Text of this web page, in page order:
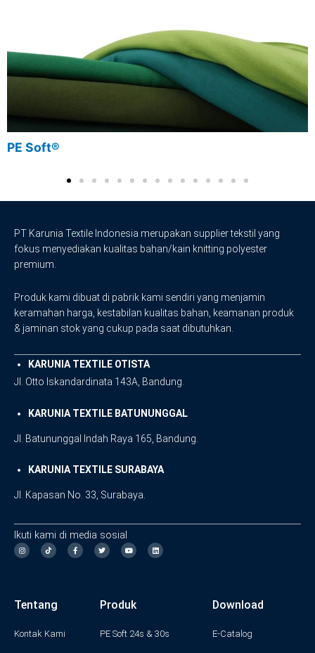
PE Soft®
PT Karunia Textile Indonesia merupakan supplier tekstil yang
fokus menyediakan kualitas bahan/kain knitting polyester
premium.
Produk kami dibuat di pabrik kami sendiri yang menjamin
keramahan harga, kestabilan kualitas bahan, keamanan produk
& jaminan stok yang cukup pada saat dibutuhkan.
KARUNIA TEXTILE OTISTA
Jl. Otto Iskandardinata 143A, Bandung.
KARUNIA TEXTILE BATUNUNGGAL
Jl. Batununggal Indah Raya 165, Bandung.
KARUNIA TEXTILE SURABAYA
Jl. Kapasan No. 33, Surabaya.
Ikuti kami di media sosial
g
r
e
r
b
e
Tentang
Kontak Kami
Produk
PE Soft 24s & 30s
Download
E-Catalog